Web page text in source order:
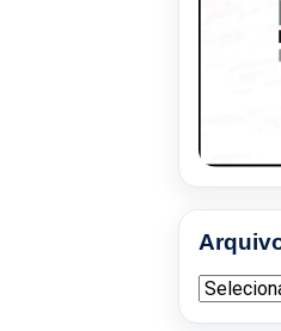
Arquivos